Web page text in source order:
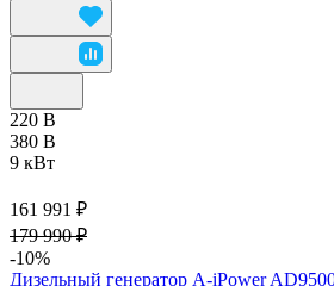
220 В
380 В
9 кВт
161 991 ₽
179 990 ₽
-10%
Дизельный генератор A-iPower